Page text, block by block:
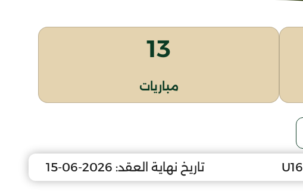
13
مباريات
U16 تاريخ نهاية العقد: 2026-06-15